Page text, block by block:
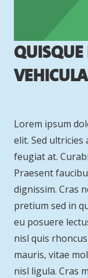
Lorem ipsum
elit. Sed
feugiat at.
Praesent
dignissim. Cras
pretium sed in
eu posuere
nisl quis
mauris, vitae
nisl ligula. Cras